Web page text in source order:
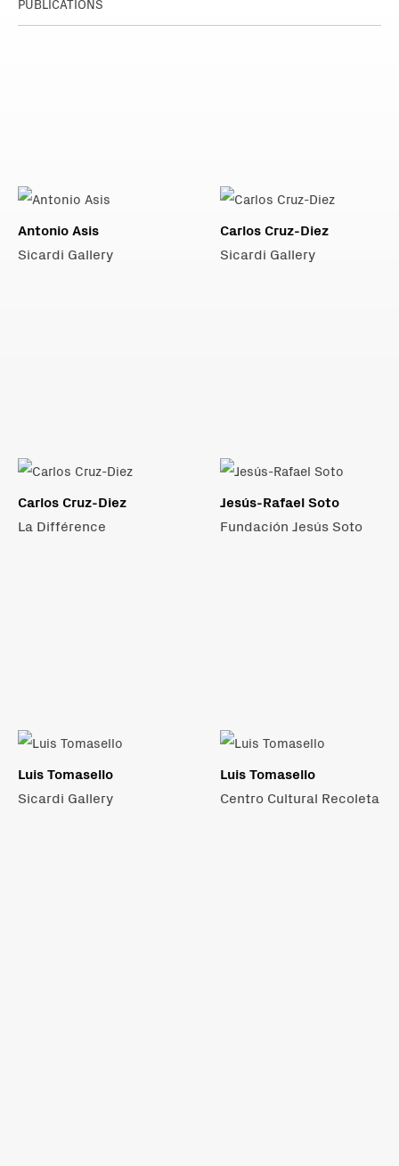
PUBLICATIONS
Antonio Asis
Sicardi Gallery
Carlos Cruz-Diez
Sicardi Gallery
Carlos Cruz-Diez
La Différence
Jesús-Rafael Soto
Fundación Jesús Soto
Luis Tomasello
Sicardi Gallery
Luis Tomasello
Centro Cultural Recoleta